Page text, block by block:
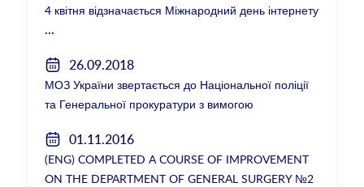
4 квітня відзначається Міжнародний день інтернету
26.09.2018
МОЗ України звертається до Національної поліції
та Генеральної прокуратури з вимогою
ректорки НМУ Катерини Амосової
01.11.2016
(ENG) COMPLETED A COURSE OF IMPROVEMENT
ON THE DEPARTMENT OF GENERAL SURGERY №2